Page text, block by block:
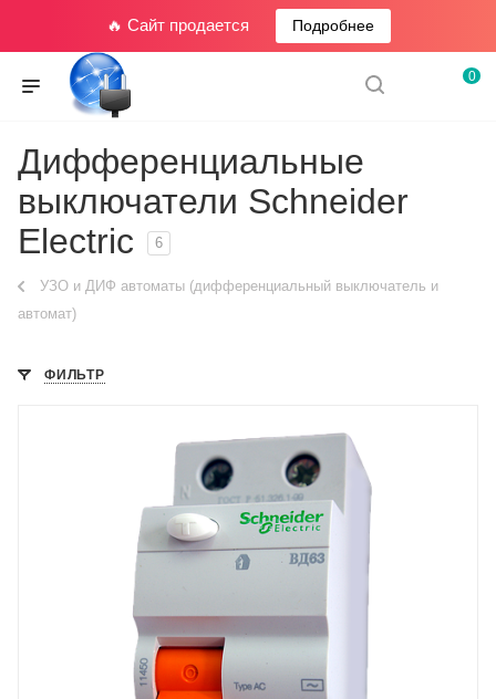
🔥 Сайт продается Подробнее
0
Дифференциальные
выключатели Schneider
Electric
6
УЗО и ДИФ автоматы (дифференциальный выключатель и
автомат)
ФИЛЬТР